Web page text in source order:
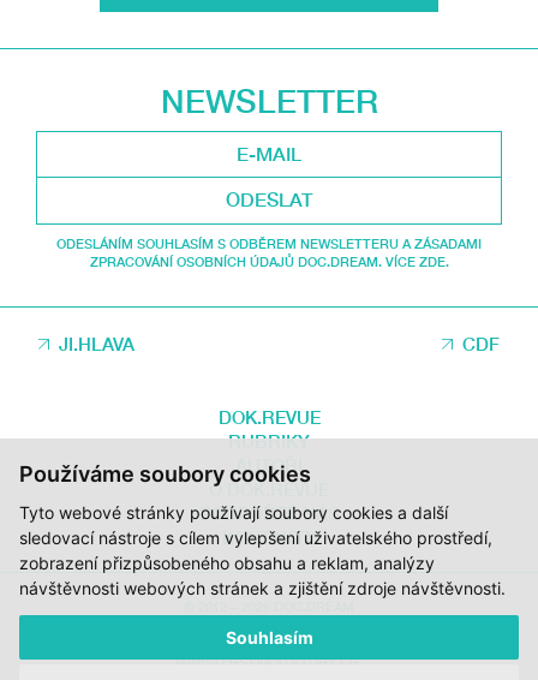
Používáme soubory cookies
Tyto webové stránky používají soubory cookies a další
sledovací nástroje s cílem vylepšení uživatelského prostředí,
zobrazení přizpůsobeného obsahu a reklam, analýzy
návštěvnosti webových stránek a zjištění zdroje návštěvnosti.
Souhlasím
NEWSLETTER
ODESLAT
ODESLÁNÍM SOUHLASÍM S ODBĚREM NEWSLETTERU A ZÁSADAMI
ZPRACOVÁNÍ OSOBNÍCH ÚDAJŮ DOC.DREAM. VÍCE ZDE.
JI.HLAVA CDF
DOK.REVUE
RUBRIKY
AUTOŘI
O DOK.REVUE
PODPOŘTE NÁS
KONTAKTY
ZA PODPORY STÁTNÍHO FONDU KINEMATOGRAFIE, KRAJE VYSOČINA A
MINISTERSTVA KULTURY ČR.